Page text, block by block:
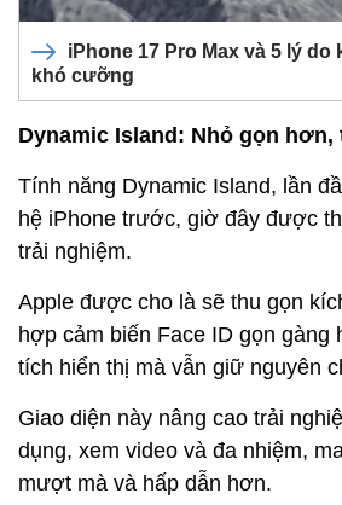
iPhone 17 Pro Max và 5 lý
khó cưỡng
Dynamic Island: Nhỏ gọn
Tính năng Dynamic Island, lần
hệ iPhone trước, giờ đây được
trải nghiệm.
Apple được cho là sẽ thu gọn
hợp cảm biến Face ID gọn gàng
tích hiển thị mà vẫn giữ nguyên
Giao diện này nâng cao trải
dụng, xem video và đa nhiệm,
mượt mà và hấp dẫn hơn.